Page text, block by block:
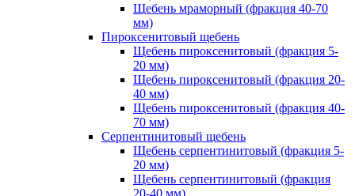
Щебень мраморный (фракция 40-70
мм)
Пироксенитовый щебень
Щебень пироксенитовый (фракция 5-
20 мм)
Щебень пироксенитовый (фракция 20-
40 мм)
Щебень пироксенитовый (фракция 40-
70 мм)
Серпентинитовый щебень
Щебень серпентинитовый (фракция 5-
20 мм)
Щебень серпентинитовый (фракция
20-40 мм)